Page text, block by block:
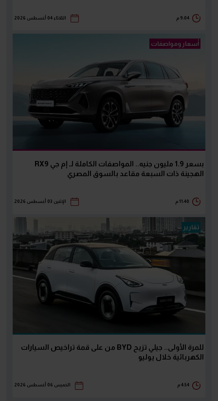
9:04 م الثلاثاء 04 أغسطس 2026
أسعار ومواصفات
بسعر 1.9 مليون جنيه.. المواصفات الكاملة لـ إم جي RX9
الهجينة ذات السبعة مقاعد بالسوق المصري
11:40 م الإثنين 03 أغسطس 2026
تقارير
للمرة الأولى.. جيلي تزيح BYD من على قمة تراخيص السيارات
الكهربائية خلال يوليو
4:54 م الخميس 06 أغسطس 2026